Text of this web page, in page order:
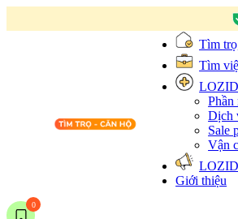
Tìm
Tìm
Phần
Dịch
Sale
Vận
Giới thiệu
0